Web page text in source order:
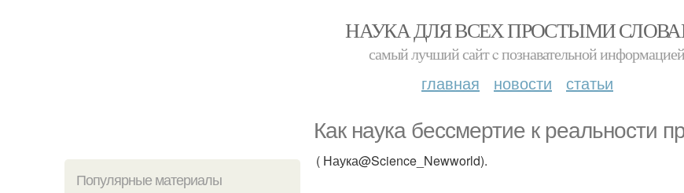
НАУКА ДЛЯ ВСЕХ ПРОСТЫМИ
самый лучший сайт c познавательной
главная новости статьи
Как наука бессмертие к реальности
Популярные материалы
( Наука@Science_Newworld).